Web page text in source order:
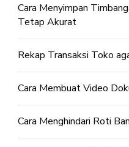
Cara Menyimpan
Tetap Akurat
Rekap Transaksi Toko
Cara Membuat Video
Cara Menghindari Roti